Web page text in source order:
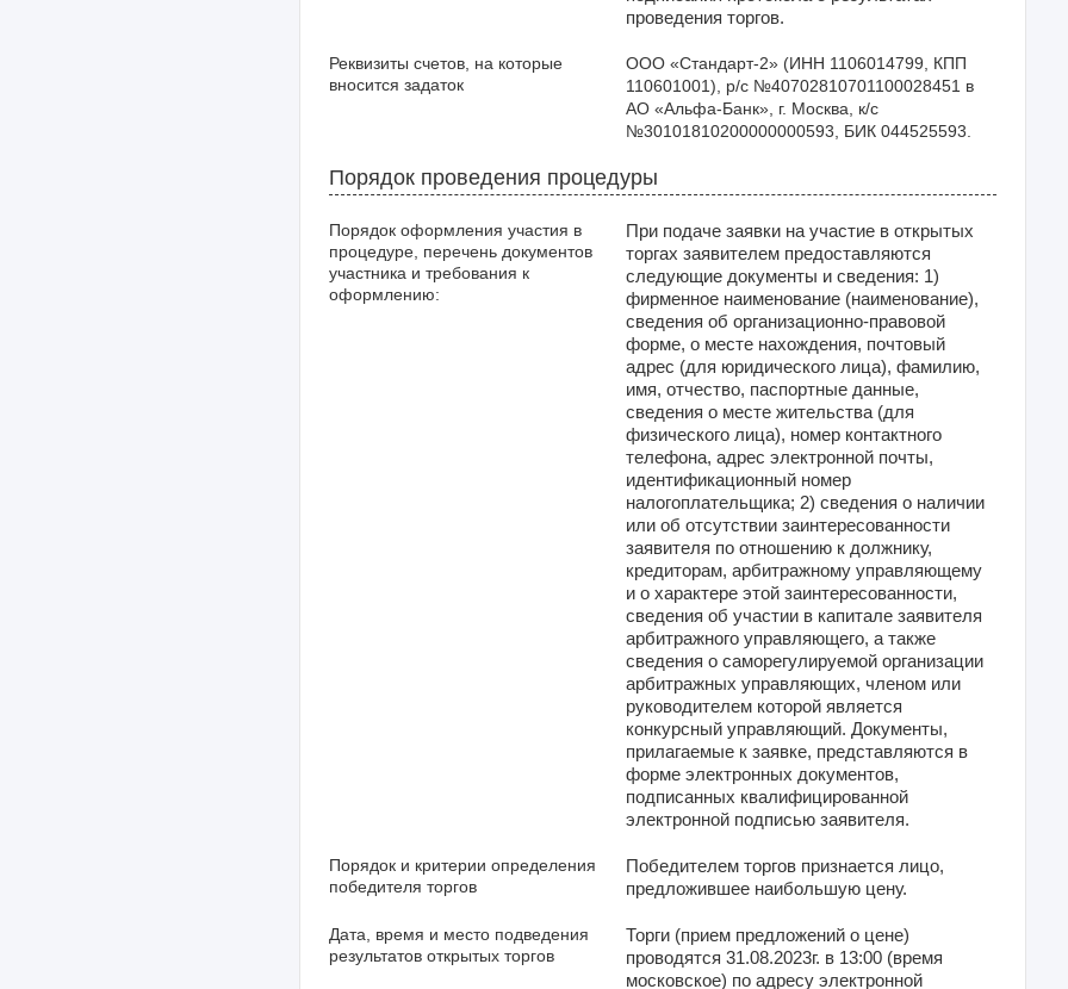
проведения торгов.
Реквизиты счетов, на которые
вносится задаток
ООО «Стандарт-2» (ИНН 1106014799, КПП
110601001), р/с №40702810701100028451 в
АО «Альфа-Банк», г. Москва, к/с
№30101810200000000593, БИК 044525593.
Порядок проведения процедуры
Порядок оформления участия в
процедуре, перечень документов
участника и требования к
оформлению:
При подаче заявки на участие в открытых
торгах заявителем предоставляются
следующие документы и сведения: 1)
фирменное наименование (наименование),
сведения об организационно-правовой
форме, о месте нахождения, почтовый
адрес (для юридического лица), фамилию,
имя, отчество, паспортные данные,
сведения о месте жительства (для
физического лица), номер контактного
телефона, адрес электронной почты,
идентификационный номер
налогоплательщика; 2) сведения о наличии
или об отсутствии заинтересованности
заявителя по отношению к должнику,
кредиторам, арбитражному управляющему
и о характере этой заинтересованности,
сведения об участии в капитале заявителя
арбитражного управляющего, а также
сведения о саморегулируемой организации
арбитражных управляющих, членом или
руководителем которой является
конкурсный управляющий. Документы,
прилагаемые к заявке, представляются в
форме электронных документов,
подписанных квалифицированной
электронной подписью заявителя.
Порядок и критерии определения
победителя торгов
Победителем торгов признается лицо,
предложившее наибольшую цену.
Дата, время и место подведения
результатов открытых торгов
Торги (прием предложений о цене)
проводятся 31.08.2023г. в 13:00 (время
московское) по адресу электронной